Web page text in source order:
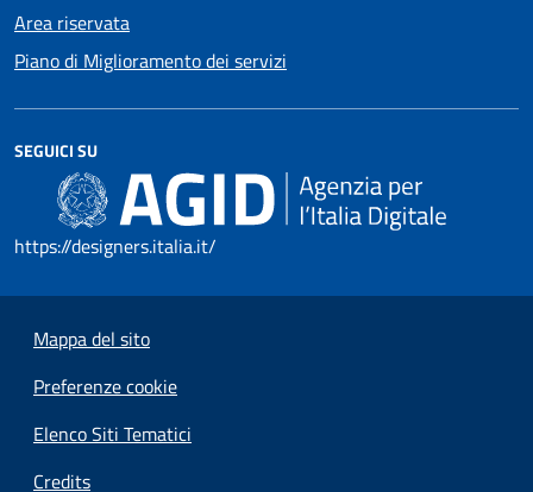
Area riservata
Piano di Miglioramento dei servizi
SEGUICI SU
https://designers.italia.it/
Mappa del sito
Preferenze cookie
Elenco Siti Tematici
Credits